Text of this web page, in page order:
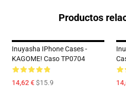
Productos
Inuyasha IPhone Cases -
KAGOME! Caso TP0704
14,62 €$15.9